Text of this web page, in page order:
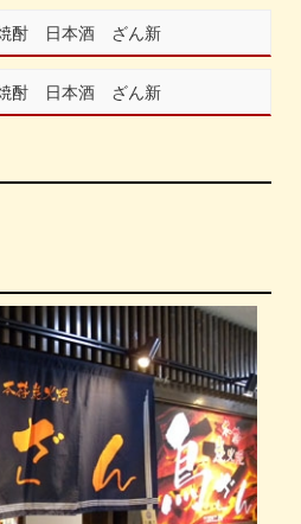
酎 日本酒 ざん新
酎 日本酒 ざん新